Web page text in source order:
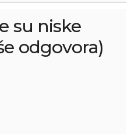
su niske
odgovora)